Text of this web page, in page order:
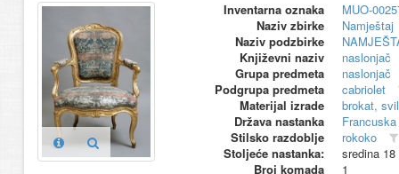
Inventarna oznaka
MUO-
Naziv zbirke
Namještaj
Naziv podzbirke
Književni naziv
naslonjač
Grupa predmeta
naslonjač
Podgrupa predmeta
cabriolet
Materijal izrade
brokat,
Država nastanka
Francuska
Stilsko razdoblje
rokoko
Stoljeće nastanka:
sredina 18
Broj komada
1